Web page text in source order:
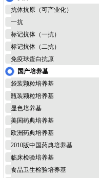
抗体抗原（可产业化）
一抗
标记抗体（一抗）
标记抗体（二抗）
免疫球蛋白抗原
国产培养基
袋装颗粒培养基
瓶装颗粒培养基
显色培养基
美国药典培养基
欧洲药典培养基
2010版中国药典培养基
临床检验培养基
食品卫生检验培养基